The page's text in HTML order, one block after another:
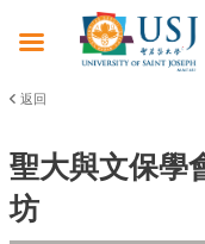
返回
聖大與文保學
坊